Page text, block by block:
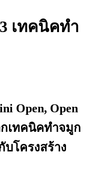
เทคนิคทำ
Open, Open
กเทคนิคทำจมูก
บโครงสร้าง